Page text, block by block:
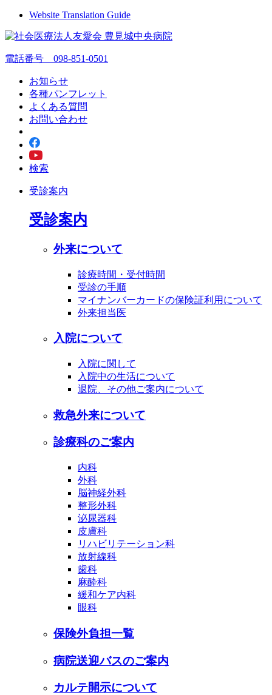
Website Translation Guide
電話番号 098-851-0501
お知らせ
各種パンフレット
よくある質問
お問い合わせ
検索
受診案内
受診案内
外来について
診療時間・受付時間
受診の手順
マイナンバーカードの保険証利用について
外来担当医
入院について
入院に関して
入院中の生活について
退院、その他ご案内について
救急外来について
診療科のご案内
内科
外科
脳神経外科
整形外科
泌尿器科
皮膚科
リハビリテーション科
放射線科
歯科
麻酔科
緩和ケア内科
眼科
保険外負担一覧
病院送迎バスのご案内
カルテ開示について